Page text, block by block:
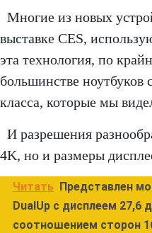
Многие из новых
выставке CES,
эта технология, по
большинстве ноутбуков
класса, которые мы
И разрешения
4K, но и размеры
Читать
Представлен
DualUp с дисплеем 27,6
соотношением сторон